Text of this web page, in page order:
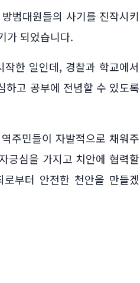
범대원들의 사기를 진작시키
가 되었습니다.
한 일인데, 경찰과 학교에서
하고 공부에 전념할 수 있도록
주민들이 자발적으로 채워주
긍심을 가지고 치안에 협력할
부터 안전한 천안을 만들겠